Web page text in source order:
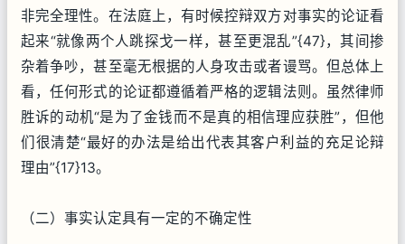
非完全理性。在法庭上，有时候控辩双方对事实的论证看
起来“就像两个人跳探戈一样，甚至更混乱”{47}，其间掺
杂着争吵，甚至毫无根据的人身攻击或者谩骂。但总体上
看，任何形式的论证都遵循着严格的逻辑法则。虽然律师
胜诉的动机“是为了金钱而不是真的相信理应获胜”，但他
们很清楚“最好的办法是给出代表其客户利益的充足论辩
理由”{17}13。
（二）事实认定具有一定的不确定性